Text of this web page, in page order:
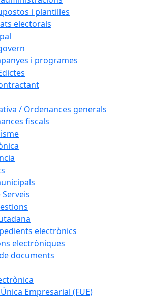
i plantilles
electorals
i programes
/ Ordenances generals
fiscals
electrònics
electròniques
documents
Empresarial (FUE)